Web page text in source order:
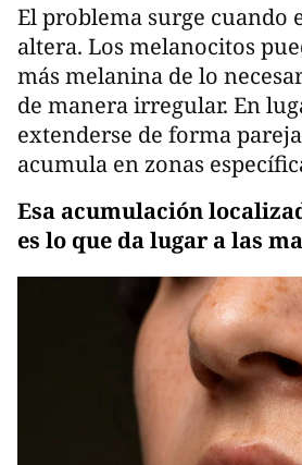
El problema surge cuando
altera. Los melanocitos
más melanina de lo
de manera irregular. En
extenderse de forma
acumula en zonas
Esa acumulación
es lo que da lugar a las